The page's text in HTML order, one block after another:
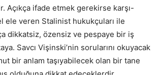
Açıkça ifade etmek gerekirse karşı-
ele veren Stalinist hukukçuları ile
dikkatsiz, özensiz ve pespaye bir iş
Savcı Vişinski’nin sorularını okuyacak
bir anlam taşıyabilecek olan bir tane